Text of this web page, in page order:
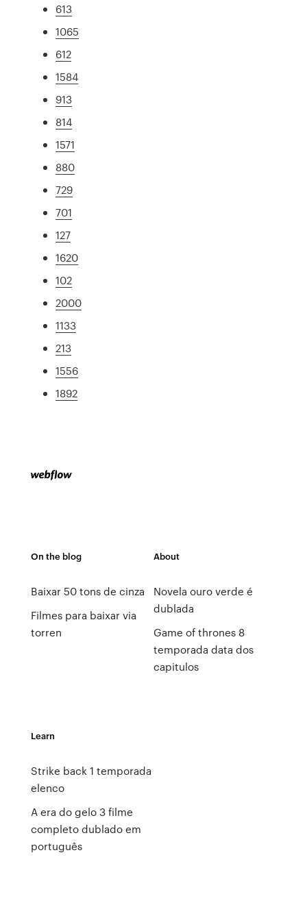
613
1065
612
1584
913
814
1571
880
729
701
127
1620
102
2000
1133
213
1556
1892
On the blog
Baixar 50 tons de cinza
Filmes para baixar via
torren
About
Novela ouro verde é
dublada
Game of thrones 8
temporada data dos
capitulos
Learn
Strike back 1 temporada
elenco
A era do gelo 3 filme
completo dublado em
português